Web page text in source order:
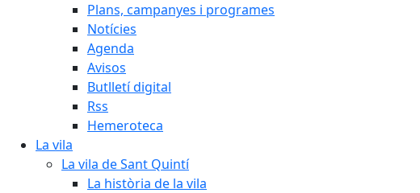
Plans, campanyes i programes
Notícies
Agenda
Avisos
Butlletí digital
Rss
Hemeroteca
La vila
La vila de Sant Quintí
La història de la vila